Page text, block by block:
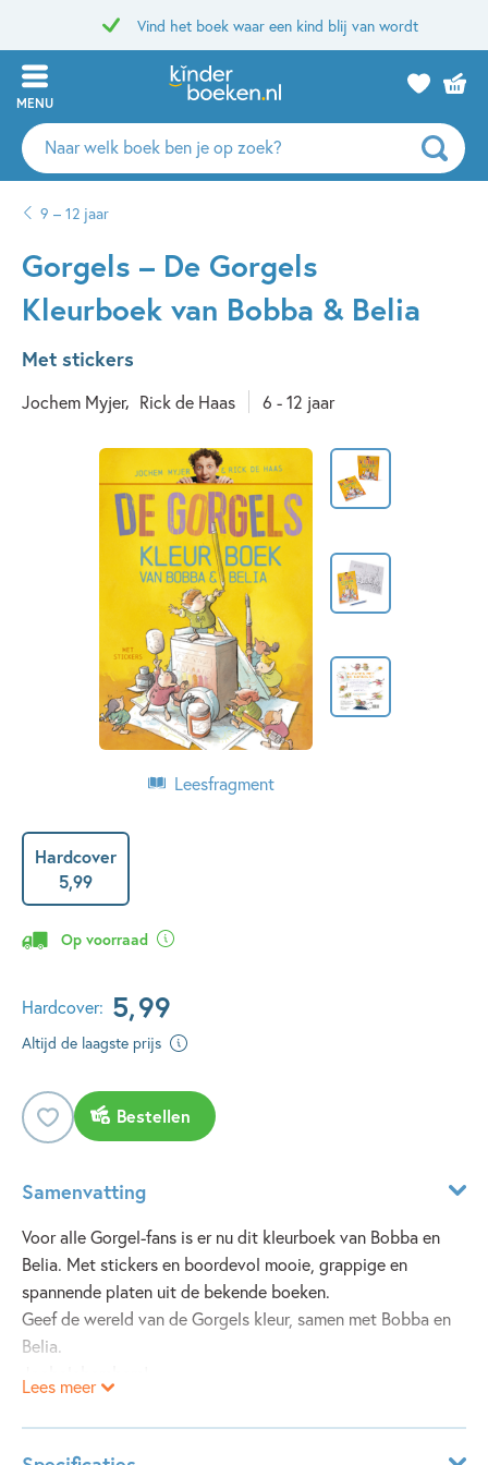
Vind het boek waar een kind blij van wordt
MENU
Zoeken
naar
auteurs
uitgevers
9 – 12 jaar
Gorgels – De Gorgels
Kleurboek van Bobba & Belia
Met stickers
Jochem Myjer Rick de Haas 6 - 12 jaar
Leesfragment
Hardcover
5,99
Op voorraad
Hardcover: 5,99
Altijd de laagste prijs
Bestellen
Samenvatting
Voor alle Gorgel-fans is er nu dit kleurboek van Bobba en
Belia. Met stickers en boordevol mooie, grappige en
spannende platen uit de bekende boeken.
Geef de wereld van de Gorgels kleur, samen met Bobba en
Belia.
Lees meer